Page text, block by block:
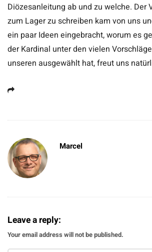
Diözesanleitung ab und zu welche. Der
zum Lager zu schreiben kam von uns
ein paar Ideen eingebracht, worum es
der Kardinal unter den vielen
unseren ausgewählt hat, freut uns
Marcel
Leave a reply:
Your email address will not be published.